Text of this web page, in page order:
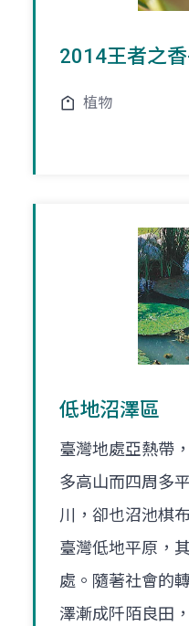
2014王者之
植物
低地沼澤區
臺灣地處亞熱帶
多高山而四周多
川，卻也沼池棋
臺灣低地平原，
處。隨著社會的
澤漸成阡陌良田